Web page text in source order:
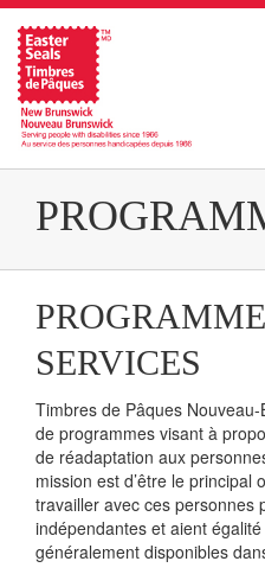
SERVICES
Timbres de Pâques
de programmes visant à
de réadaptation aux
mission est d’être le principal
travailler avec ces personnes
indépendantes et aient
généralement disponibles